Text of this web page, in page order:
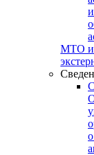
МТО и